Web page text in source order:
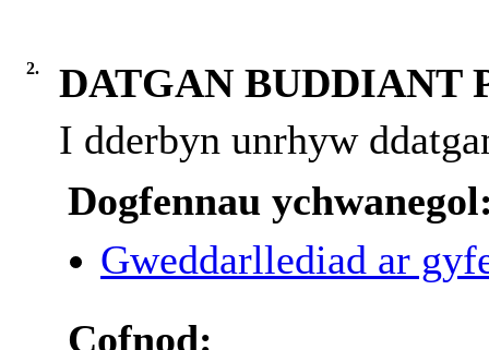
2.
DATGAN BUDDIANT
I dderbyn unrhyw
Dogfennau
Gweddarllediad ar
Cofnod: